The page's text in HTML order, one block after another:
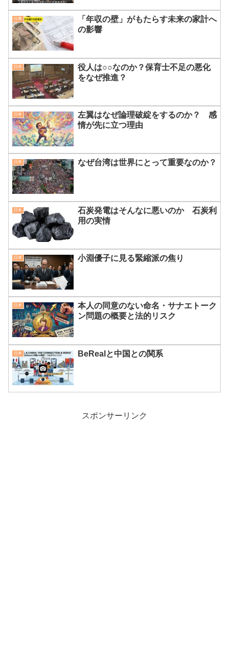
仕事
「年収の壁」がもたらす未来の家計へ
の影響
日本
役人は○○なのか？保育士不足の悪化
をなぜ推進？
日本
左翼はなぜ論理破綻をするのか？ 感
情が先に立つ理由
日本 なぜ台湾は世界にとって重要なのか？
日本
石炭発電はそんなに悪いのか 石炭利
用の実情
日本 小淵優子に見る緊縮派の焦り
日本
本人の同意のない命名・サナエトーク
ン問題の概要と法的リスク
日本 BeRealと中国との関系
スポンサーリンク